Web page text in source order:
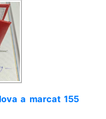
a marcat 155